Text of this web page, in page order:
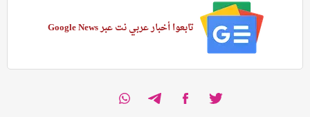
تابعوا أخبار عربي نت عبر Google News